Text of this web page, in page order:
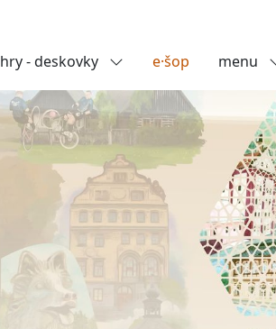
hry - deskovky e·šop menu